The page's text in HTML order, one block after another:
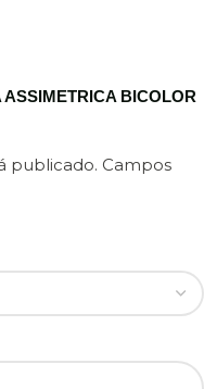
BICOLOR
publicado. Campos